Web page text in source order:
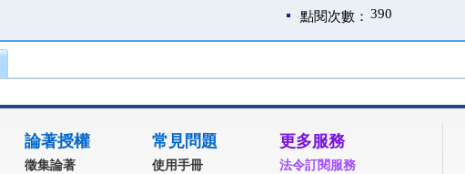
點閱次數： 390
論著授權
徵集論著
常見問題
使用手冊
更多服務
法令訂閱服務